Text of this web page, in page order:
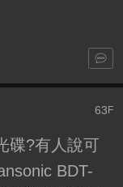
63F
碟?有人說可
BDT-